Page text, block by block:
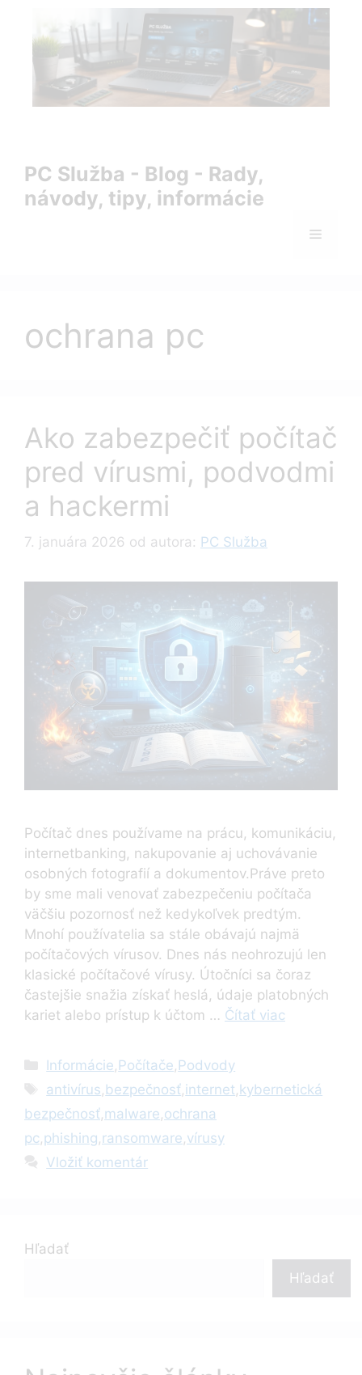
PC Služba - Blog - Rady,
návody, tipy, informácie
Menu
ochrana pc
Ako zabezpečiť počítač
pred vírusmi, podvodmi
a hackermi
7. januára 2026 od autora: PC Služba
Počítač dnes používame na prácu, komunikáciu,
internetbanking, nakupovanie aj uchovávanie
osobných fotografií a dokumentov.Práve preto
by sme mali venovať zabezpečeniu počítača
väčšiu pozornosť než kedykoľvek predtým.
Mnohí používatelia sa stále obávajú najmä
počítačových vírusov. Dnes nás neohrozujú len
klasické počítačové vírusy. Útočníci sa čoraz
častejšie snažia získať heslá, údaje platobných
kariet alebo prístup k účtom … Čítať viac
Kategórie
Informácie, Počítače, Podvody
Značky
antivírus, bezpečnosť,internet, kybernetická
bezpečnosť,malware,ochrana
pc,phishing,ransomware,vírusy
Vložiť komentár
Hľadať
Hľadať